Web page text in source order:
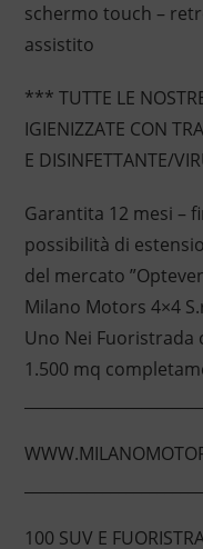
schermo touch –
assistito
*** TUTTE LE
IGIENIZZATE CON
E DISINFETTANTE/
Garantita 12 mesi –
possibilità di
del mercato
Milano Motors 4×4
Uno Nei Fuoristrada
1.500 mq
100 SUV E